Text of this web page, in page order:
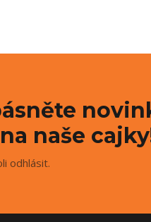
naše
odhlásit.